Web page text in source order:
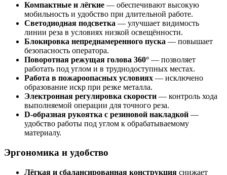
Компактные и лёгкие — обеспечивают высокую
мобильность и удобство при длительной работе.
Светодиодная подсветка — улучшает видимость
линии реза в условиях низкой освещённости.
Блокировка непреднамеренного пуска — повышает
безопасность оператора.
Поворотная режущая голова 360° — позволяет
работать под углом и в труднодоступных местах.
Работа в пожароопасных условиях — исключено
образование искр при резке металла.
Электронная регулировка скорости — контроль хода
выполняемой операции для точного реза.
D-образная рукоятка с резиновой накладкой —
удобство работы под углом к обрабатываемому
материалу.
Эргономика и удобство
Лёгкая и сбалансированная конструкция снижает